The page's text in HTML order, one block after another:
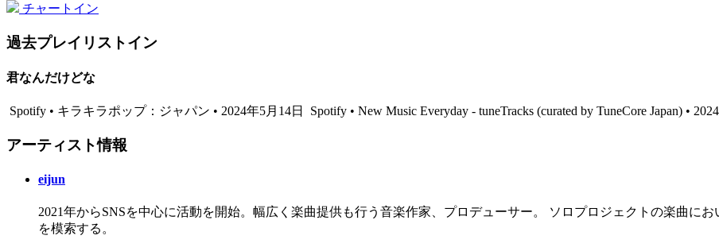
チャートイン
過去プレイリストイン
君なんだけどな
Spotify • キラキラポップ：ジャパン • 2024年5月14日 Spotify • New Music Everyday - tuneTracks (curated by TuneCore Japan) •
アーティスト情報
eijun
2021年からSNSを中心に活動を開始。幅広く楽曲提供も行う音楽作家、プロデューサー。 ソロプロジェクトの楽曲に
を模索する。